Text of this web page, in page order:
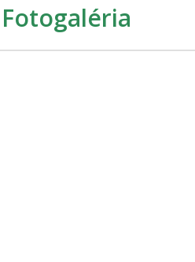
Fotogaléria